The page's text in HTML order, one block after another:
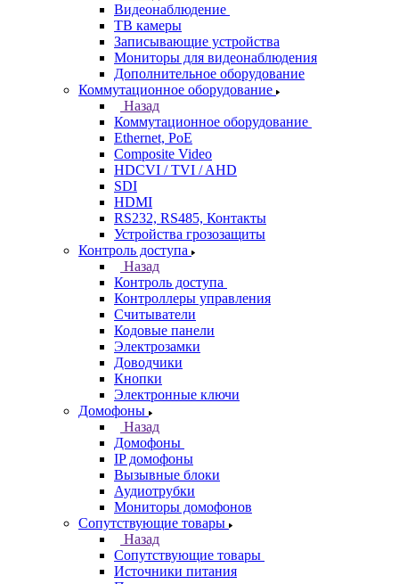
Видеонаблюдение
ТВ камеры
Записывающие устройства
Мониторы для видеонаблюдения
Дополнительное оборудование
Коммутационное оборудование
Назад
Коммутационное оборудование
Ethernet, PoE
Composite Video
HDCVI / TVI / AHD
SDI
HDMI
RS232, RS485, Контакты
Устройства грозозащиты
Контроль доступа
Назад
Контроль доступа
Контроллеры управления
Считыватели
Кодовые панели
Электрозамки
Доводчики
Кнопки
Электронные ключи
Домофоны
Назад
Домофоны
IP домофоны
Вызывные блоки
Аудиотрубки
Мониторы домофонов
Сопутствующие товары
Назад
Сопутствующие товары
Источники питания